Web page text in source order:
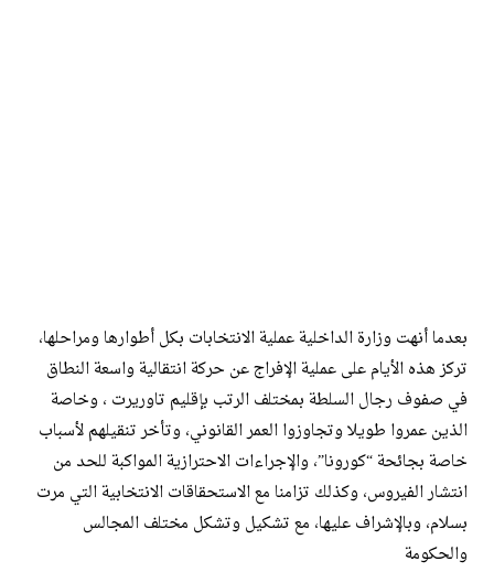
بعدما أنهت وزارة الداخلية عملية الانتخابات بكل أطوارها ومراحلها،
تركز هذه الأيام على عملية الإفراج عن حركة انتقالية واسعة النطاق
في صفوف رجال السلطة بمختلف الرتب بإقليم تاوريرت ، وخاصة
الذين عمروا طويلا وتجاوزوا العمر القانوني، وتأخر تنقيلهم لأسباب
خاصة بجائحة “كورونا”، والإجراءات الاحترازية المواكبة للحد من
انتشار الفيروس، وكذلك تزامنا مع الاستحقاقات الانتخابية التي مرت
بسلام، وبالإشراف عليها، مع تشكيل وتشكل مختلف المجالس
والحكومة